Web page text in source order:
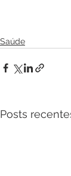
Saúde
Posts